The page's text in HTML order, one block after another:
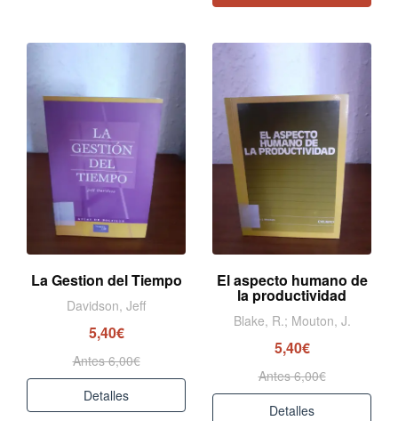
La Gestion del Tiempo
Davidson, Jeff
5,40€
Antes 6,00€
Detalles
El aspecto humano de
la productividad
Blake, R.; Mouton, J.
5,40€
Antes 6,00€
Detalles